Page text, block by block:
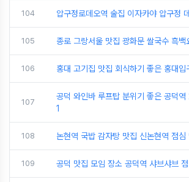
104 압구정로데오역 술집 이자카야 압구정
105 종로 그랑서울 맛집 광화문 쌀국수 흑백
106 홍대 고기집 맛집 회식하기 좋은 홍대입
107
공덕 와인바 루프탑 분위기 좋은 공덕
1
108 논현역 국밥 감자탕 맛집 신논현역 점심
109 공덕 맛집 모임 장소 공덕역 샤브샤브